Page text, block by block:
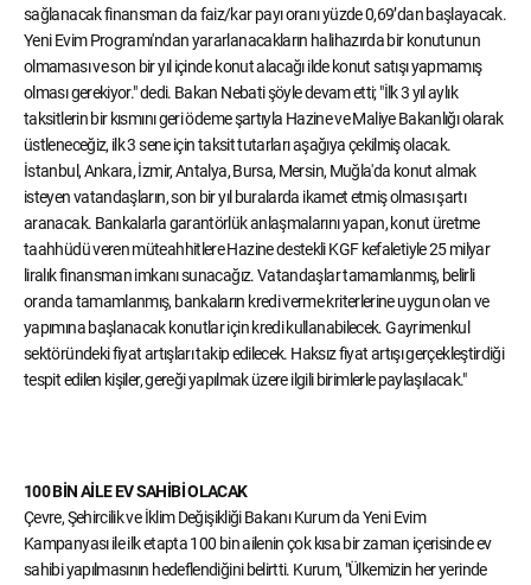
sağlanacak finansman da faiz/kar payı oranı yüzde 0,69’dan başlayacak.
Yeni Evim Programı'ndan yararlanacakların halihazırda bir konutunun
olmaması ve son bir yıl içinde konut alacağı ilde konut satışı yapmamış
olması gerekiyor." dedi. Bakan Nebati şöyle devam etti; "İlk 3 yıl aylık
taksitlerin bir kısmını geri ödeme şartıyla Hazine ve Maliye Bakanlığı olarak
üstleneceğiz, ilk 3 sene için taksit tutarları aşağıya çekilmiş olacak.
İstanbul, Ankara, İzmir, Antalya, Bursa, Mersin, Muğla'da konut almak
isteyen vatandaşların, son bir yıl buralarda ikamet etmiş olması şartı
aranacak. Bankalarla garantörlük anlaşmalarını yapan, konut üretme
taahhüdü veren müteahhitlere Hazine destekli KGF kefaletiyle 25 milyar
liralık finansman imkanı sunacağız. Vatandaşlar tamamlanmış, belirli
oranda tamamlanmış, bankaların kredi verme kriterlerine uygun olan ve
yapımına başlanacak konutlar için kredi kullanabilecek. Gayrimenkul
sektöründeki fiyat artışları takip edilecek. Haksız fiyat artışı gerçekleştirdiği
tespit edilen kişiler, gereği yapılmak üzere ilgili birimlerle paylaşılacak."
100 BİN AİLE EV SAHİBİ OLACAK
Çevre, Şehircilik ve İklim Değişikliği Bakanı Kurum da Yeni Evim
Kampanyası ile ilk etapta 100 bin ailenin çok kısa bir zaman içerisinde ev
sahibi yapılmasının hedeflendiğini belirtti. Kurum, "Ülkemizin her yerinde